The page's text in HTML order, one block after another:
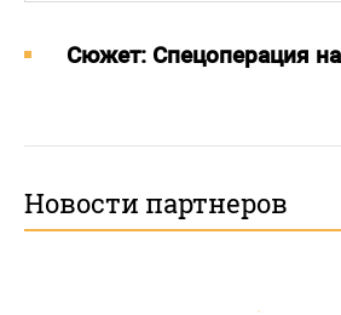
Cюжет: Спецоперация
Новости партнеров